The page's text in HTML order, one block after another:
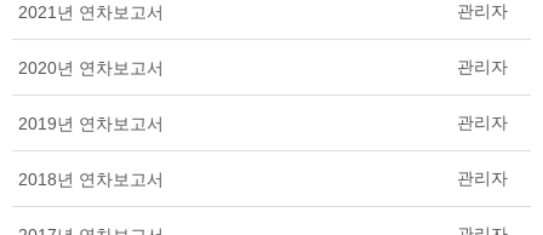
2021년 연차보고서 관리자
2020년 연차보고서 관리자
2019년 연차보고서 관리자
2018년 연차보고서 관리자